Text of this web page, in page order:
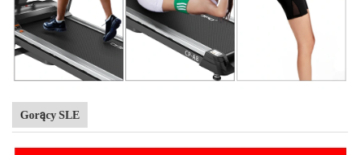
Gorący SLE